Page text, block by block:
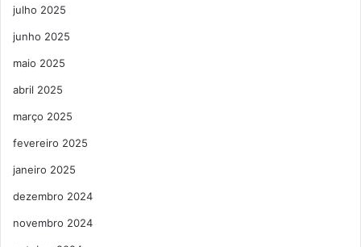
julho 2025
junho 2025
maio 2025
abril 2025
março 2025
fevereiro 2025
janeiro 2025
dezembro 2024
novembro 2024